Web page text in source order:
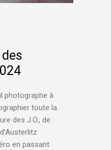
photographe à
toute la
des J.O., de
en passant